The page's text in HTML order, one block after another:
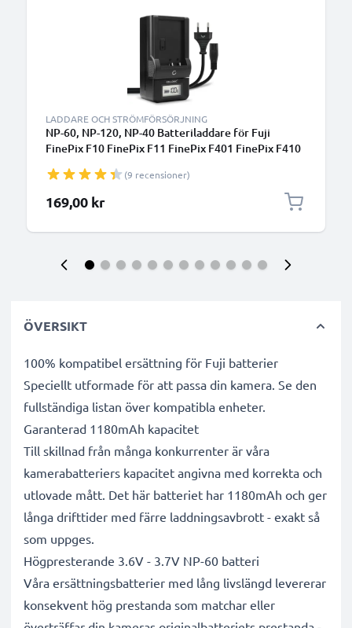
LADDARE OCH STRÖMFÖRSÖRJNING
NP-60, NP-120, NP-40 Batteriladdare för Fuji
FinePix F10 FinePix F11 FinePix F401 FinePix F410
CELLONIC
(9 recensioner)
169,00 kr
ÖVERSIKT
100% kompatibel ersättning för Fuji batterier
Speciellt utformade för att passa din kamera. Se den
fullständiga listan över kompatibla enheter.
Garanterad 1180mAh kapacitet
Till skillnad från många konkurrenter är våra
kamerabatteriers kapacitet angivna med korrekta och
utlovade mått. Det här batteriet har 1180mAh och ger
långa drifttider med färre laddningsavbrott - exakt så
som uppges.
Högpresterande 3.6V - 3.7V NP-60 batteri
Våra ersättningsbatterier med lång livslängd levererar
konsekvent hög prestanda som matchar eller